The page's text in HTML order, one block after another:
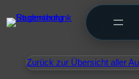
Zurück zur Übersicht aller